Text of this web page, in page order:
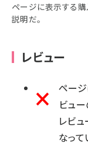
ページに表示する
説明だ。
レビュー
ペー
ビュ
レビ
なっ